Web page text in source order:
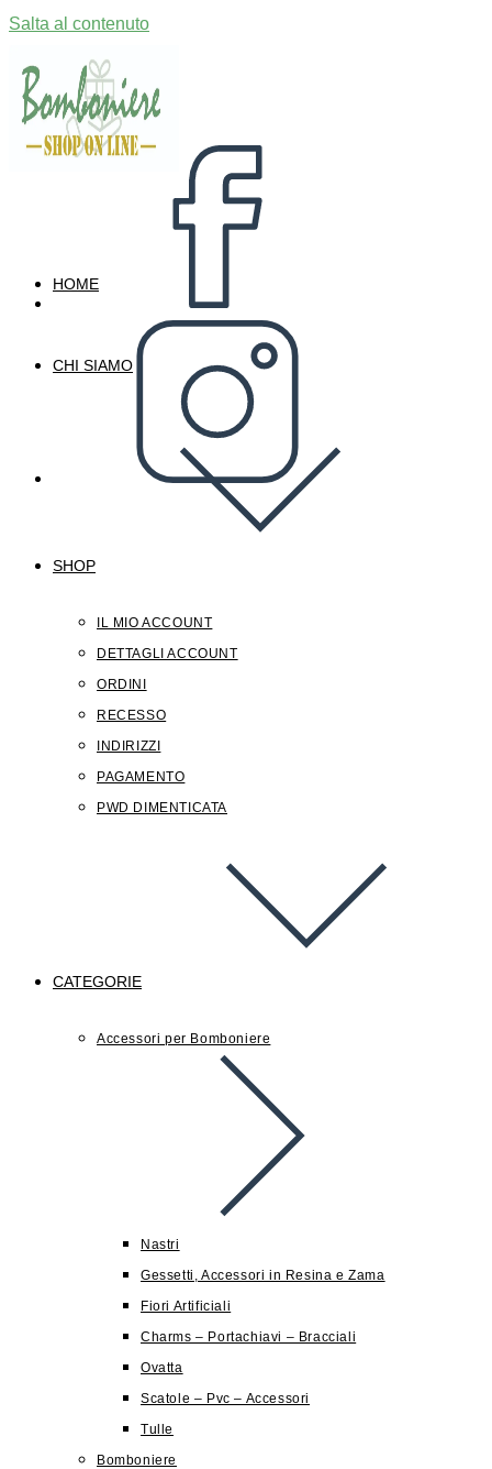
Salta al contenuto
HOME
CHI SIAMO
SHOP
IL MIO ACCOUNT
DETTAGLI ACCOUNT
ORDINI
RECESSO
INDIRIZZI
PAGAMENTO
PWD DIMENTICATA
CATEGORIE
Accessori per Bomboniere
Nastri
Gessetti, Accessori in Resina e Zama
Fiori Artificiali
Charms – Portachiavi – Bracciali
Ovatta
Scatole – Pvc – Accessori
Tulle
Bomboniere